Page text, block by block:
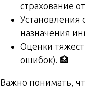
страхование
Установления
назначения
Оценки
ошибок). 🏥
Важно понимать,